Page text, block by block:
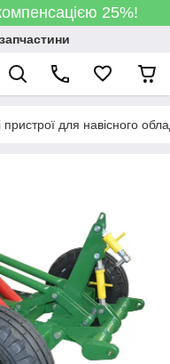
25%!
пристрої для навісного